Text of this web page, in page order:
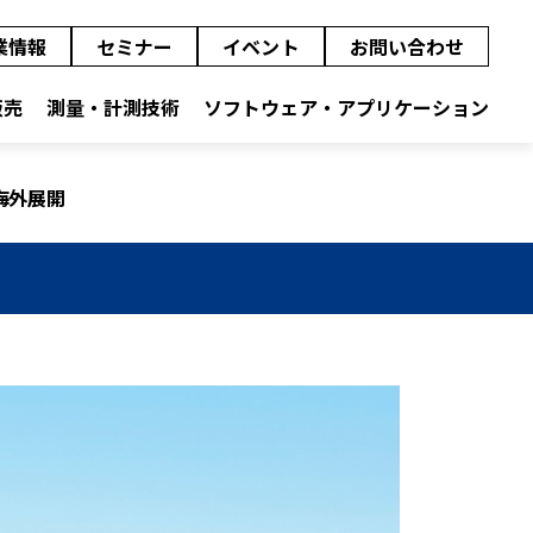
情報 セミナー イベント お問い合わせ
測量・計測技術 ソフトウェア・アプリケーション
外展開